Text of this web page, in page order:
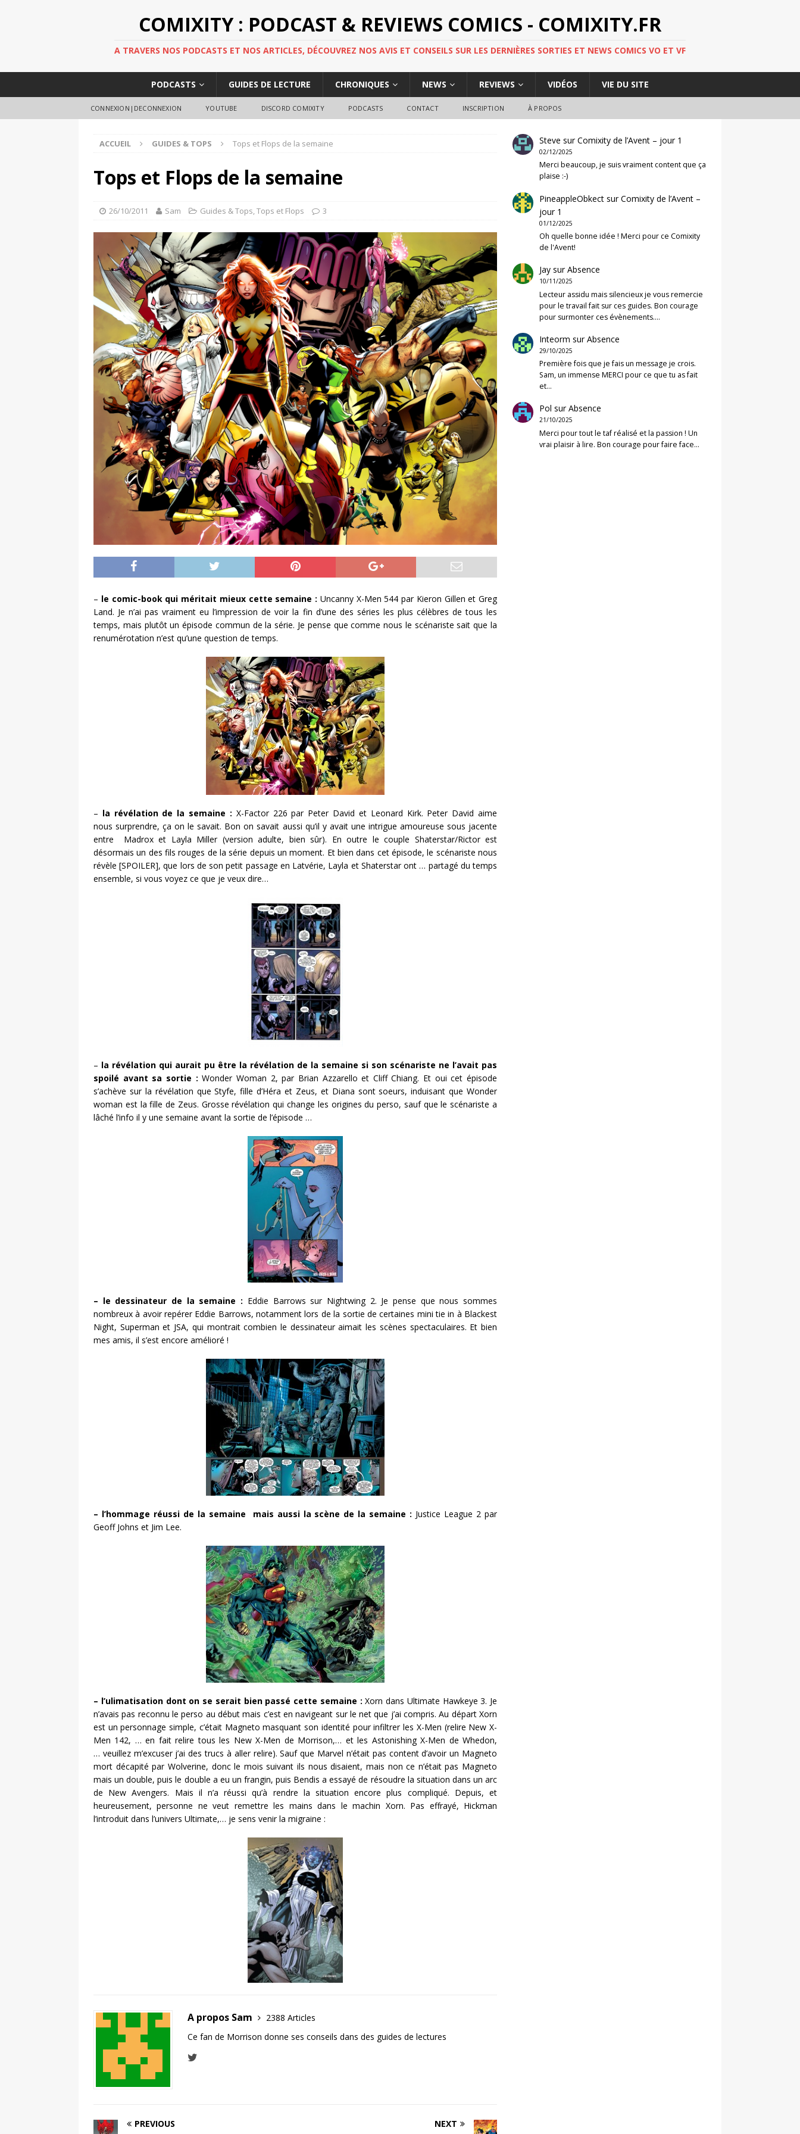
COMIXITY : PODCAST & REVIEWS COMICS - COMIXITY.FR
A TRAVERS NOS PODCASTS ET NOS ARTICLES, DÉCOUVREZ NOS AVIS ET CONSEILS SUR LES DERNIÈRES SORTIES ET NEWS COMICS VO ET VF
PODCASTS GUIDES DE LECTURE CHRONIQUES NEWS REVIEWS VIDÉOS VIE DU SITE
CONNEXION|DECONNEXION YOUTUBE DISCORD COMIXITY PODCASTS CONTACT INSCRIPTION À PROPOS
ACCUEIL GUIDES & TOPS Tops et Flops de la semaine
Tops et Flops de la semaine
26/10/2011 Sam Guides & Tops,Tops et Flops 3
– le comic-book qui méritait mieux cette semaine : Uncanny X-Men 544 par Kieron Gillen et Greg
Land. Je n’ai pas vraiment eu l’impression de voir la fin d’une des séries les plus célèbres de tous les
temps, mais plutôt un épisode commun de la série. Je pense que comme nous le scénariste sait que la
renumérotation n’est qu’une question de temps.
– la révélation de la semaine : X-Factor 226 par Peter David et Leonard Kirk. Peter David aime
nous surprendre, ça on le savait. Bon on savait aussi qu’il y avait une intrigue amoureuse sous jacente
entre Madrox et Layla Miller (version adulte, bien sûr). En outre le couple Shaterstar/Rictor est
désormais un des fils rouges de la série depuis un moment. Et bien dans cet épisode, le scénariste nous
révèle [SPOILER], que lors de son petit passage en Latvérie, Layla et Shaterstar ont … partagé du temps
ensemble, si vous voyez ce que je veux dire…
– la révélation qui aurait pu être la révélation de la semaine si son scénariste ne l’avait pas
spoilé avant sa sortie : Wonder Woman 2, par Brian Azzarello et Cliff Chiang. Et oui cet épisode
s’achève sur la révélation que Styfe, fille d’Héra et Zeus, et Diana sont soeurs, induisant que Wonder
woman est la fille de Zeus. Grosse révélation qui change les origines du perso, sauf que le scénariste a
lâché l’info il y une semaine avant la sortie de l’épisode …
– le dessinateur de la semaine : Eddie Barrows sur Nightwing 2. Je pense que nous sommes
nombreux à avoir repérer Eddie Barrows, notamment lors de la sortie de certaines mini tie in à Blackest
Night, Superman et JSA, qui montrait combien le dessinateur aimait les scènes spectaculaires. Et bien
mes amis, il s’est encore amélioré !
– l’hommage réussi de la semaine mais aussi la scène de la semaine : Justice League 2 par
Geoff Johns et Jim Lee.
– l’ulimatisation dont on se serait bien passé cette semaine : Xorn dans Ultimate Hawkeye 3. Je
n’avais pas reconnu le perso au début mais c’est en navigeant sur le net que j’ai compris. Au départ Xorn
est un personnage simple, c’était Magneto masquant son identité pour infiltrer les X-Men (relire New X-
Men 142, … en fait relire tous les New X-Men de Morrison,… et les Astonishing X-Men de Whedon,
… veuillez m’excuser j’ai des trucs à aller relire). Sauf que Marvel n’était pas content d’avoir un Magneto
mort décapité par Wolverine, donc le mois suivant ils nous disaient, mais non ce n’était pas Magneto
mais un double, puis le double a eu un frangin, puis Bendis a essayé de résoudre la situation dans un arc
de New Avengers. Mais il n’a réussi qu’à rendre la situation encore plus compliqué. Depuis, et
heureusement, personne ne veut remettre les mains dans le machin Xorn. Pas effrayé, Hickman
l’introduit dans l’univers Ultimate,… je sens venir la migraine :
A propos Sam
2388 Articles
Ce fan de Morrison donne ses conseils dans des guides de lectures
PREVIOUS NEXT
Steve surComixity de l’Avent – jour 1
02/12/2025
Merci beaucoup, je suis vraiment content que ça
plaise :-)
PineappleObkect surComixity de l’Avent –
jour 1
01/12/2025
Oh quelle bonne idée ! Merci pour ce Comixity
de l'Avent!
Jay surAbsence
10/11/2025
Lecteur assidu mais silencieux je vous remercie
pour le travail fait sur ces guides. Bon courage
pour surmonter ces évènements.…
Inteorm surAbsence
29/10/2025
Première fois que je fais un message je crois.
Sam, un immense MERCI pour ce que tu as fait
et…
Pol surAbsence
21/10/2025
Merci pour tout le taf réalisé et la passion ! Un
vrai plaisir à lire. Bon courage pour faire face…